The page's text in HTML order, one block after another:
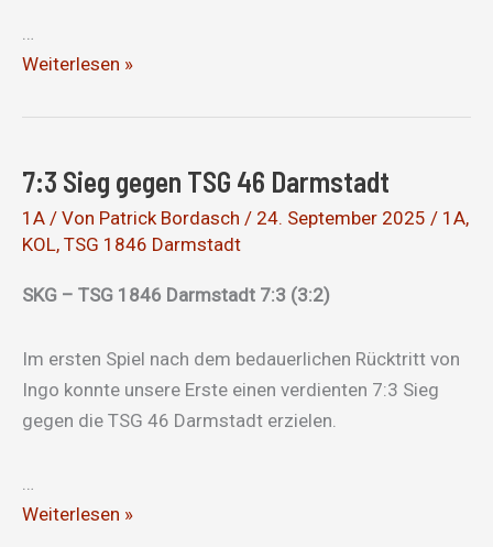
Souveräner
trotz
Chancenwucher
Weiterlesen »
7:3 Sieg gegen TSG 46 Darmstadt
1A / Von Patrick Bordasch / 24. September 2025 / 1A,
KOL, TSG 1846 Darmstadt
SKG – TSG 1846 Darmstadt 7:3 (3:2)
Im ersten Spiel nach dem bedauerlichen Rücktritt von
Ingo konnte unsere Erste einen verdienten 7:3 Sieg
gegen die TSG 46 Darmstadt erzielen.
…
7:3
Weiterlesen »